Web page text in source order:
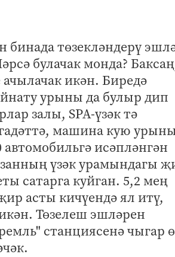
төзекләндерү
булачак монда?
икән. Биредә
урыны да булыр дип
залы, SPA-үзәк тә
машина кую
исәпләнгән
үзәк урамындагы
сатарга куйган. 5,2 мең
асты кичүендә ял итү,
Төзелеш эшләрен
станциясенә чыгар